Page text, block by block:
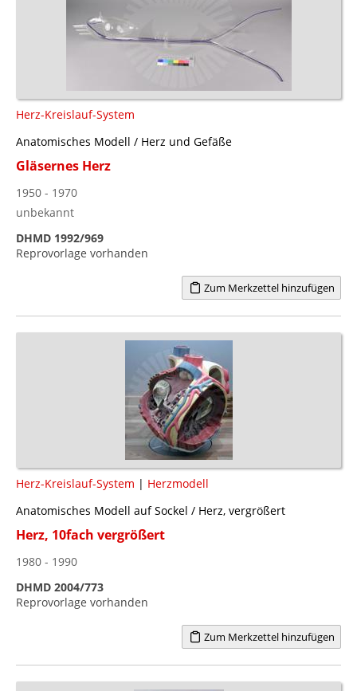
Herz-Kreislauf-System
Anatomisches Modell / Herz und Gefäße
Gläsernes Herz
1950 - 1970
unbekannt
DHMD 1992/969
Reprovorlage vorhanden
Zum Merkzettel hinzufügen
Herz-Kreislauf-System | Herzmodell
Anatomisches Modell auf Sockel / Herz, vergrößert
Herz, 10fach vergrößert
1980 - 1990
DHMD 2004/773
Reprovorlage vorhanden
Zum Merkzettel hinzufügen